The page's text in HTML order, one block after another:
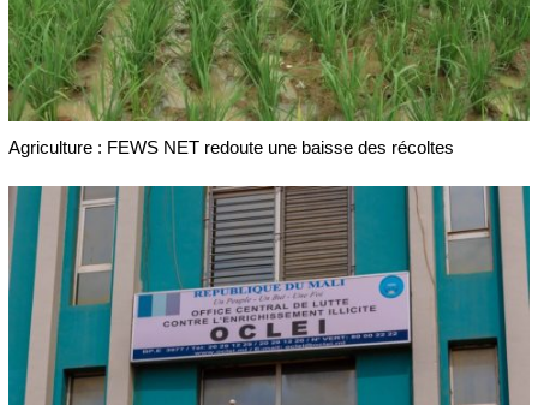
Agriculture : FEWS NET redoute une baisse des récoltes